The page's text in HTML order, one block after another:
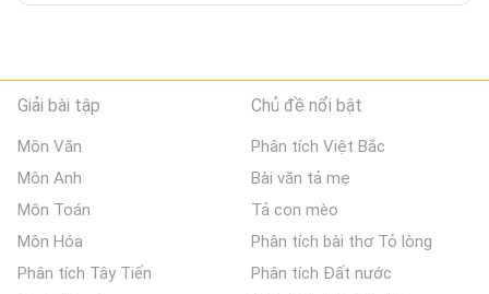
Giải bài tập
Môn Văn
Môn Anh
Môn Toán
Môn Hóa
Phân tích Tây Tiến
Chủ đề nổi bật
Phân tích Việt Bắc
Bài văn tả mẹ
Tả con mèo
Phân tích bài thơ Tỏ lòng
Phân tích Đất nước